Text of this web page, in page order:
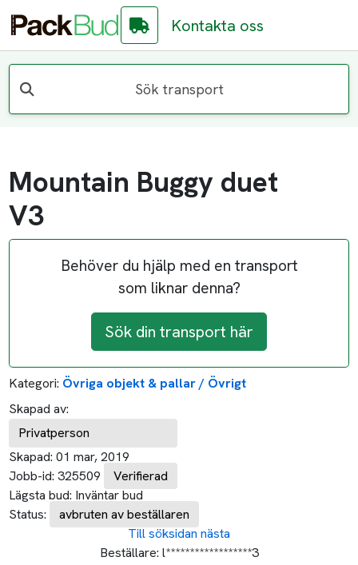
Kontakta oss
Sök transport
Mountain Buggy duet
V3
Behöver du hjälp med en transport
som liknar denna?
Sök din transport här
Kategori: Övriga objekt & pallar / Övrigt
Skapad av:
Privatperson
Skapad: 01 mar, 2019
Jobb-id: 325509
Verifierad
Lägsta bud: Inväntar bud
Status:
avbruten av beställaren
Till söksidan nästa
Beställare: l******************3